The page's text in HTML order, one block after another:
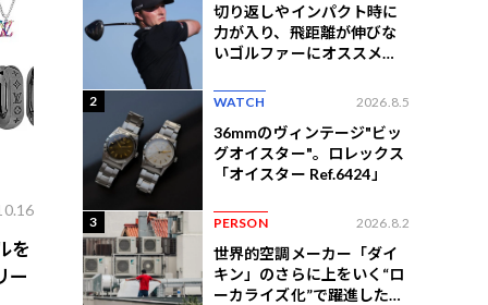
を
ー
切り返しやインパクト時に
力が入り、飛距離が伸びな
いゴルファーにオススメの
2 WATCH 2026.8.5
36mmのヴィンテージ"ビッ
グオイスター"。ロレックス
「オイスター Ref.6424」
3 PERSON 2026.8.2
世界的空調メーカー「ダイ
キン」のさらに上をいく“ロ
ーカライズ化”で躍進したイ